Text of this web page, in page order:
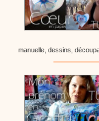
manuelle, dessins,